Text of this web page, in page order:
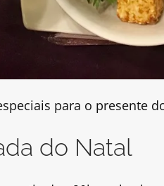
para o presente
do Natal